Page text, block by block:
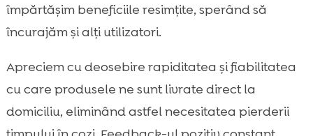
împărtășim beneficiile resimțite, sperând să
încurajăm și alți utilizatori.
Apreciem cu deosebire rapiditatea și fiabilitatea
cu care produsele ne sunt livrate direct la
domiciliu, eliminând astfel necesitatea pierderii